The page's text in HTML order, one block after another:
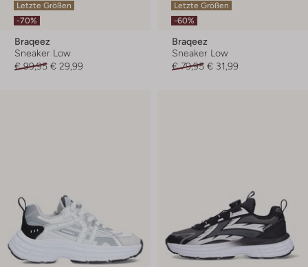
Letzte Größen
-70%
Braqeez
Sneaker Low
€ 99,95 € 29,99
Letzte Größen
-60%
Braqeez
Sneaker Low
€ 79,95 € 31,99